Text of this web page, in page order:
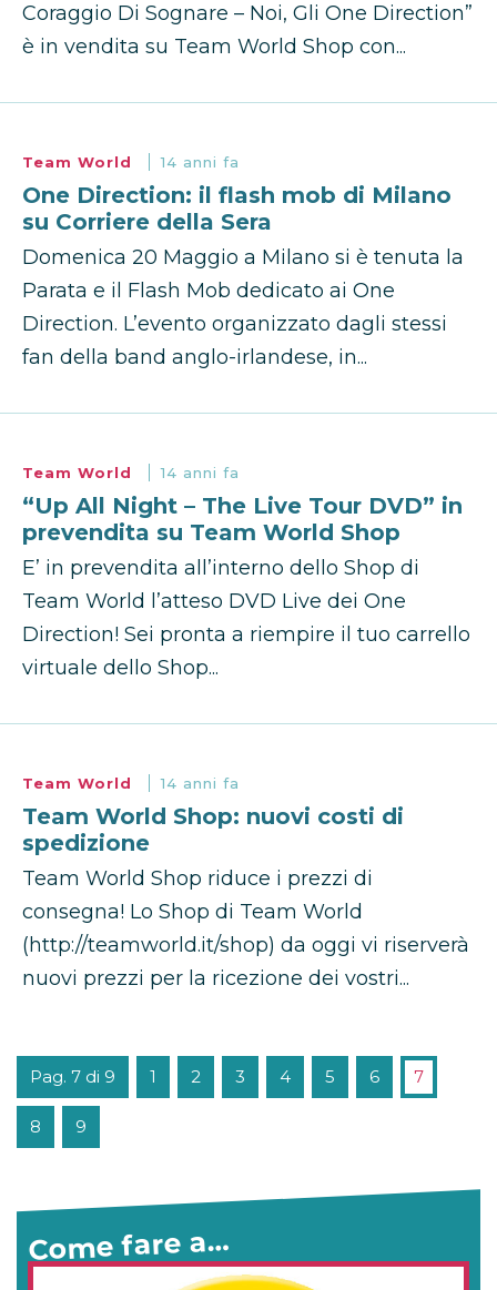
Coraggio Di Sognare – Noi, Gli One Direction”
è in vendita su Team World Shop con...
Team World 14 anni fa
One Direction: il flash mob di Milano
su Corriere della Sera
Domenica 20 Maggio a Milano si è tenuta la
Parata e il Flash Mob dedicato ai One
Direction. L’evento organizzato dagli stessi
fan della band anglo-irlandese, in...
Team World 14 anni fa
“Up All Night – The Live Tour DVD” in
prevendita su Team World Shop
E’ in prevendita all’interno dello Shop di
Team World l’atteso DVD Live dei One
Direction! Sei pronta a riempire il tuo carrello
virtuale dello Shop...
Team World 14 anni fa
Team World Shop: nuovi costi di
spedizione
Team World Shop riduce i prezzi di
consegna! Lo Shop di Team World
(http://teamworld.it/shop) da oggi vi riserverà
nuovi prezzi per la ricezione dei vostri...
Pag. 7 di 9 1 2 3 4 5 6 7
8 9
Come fare a…